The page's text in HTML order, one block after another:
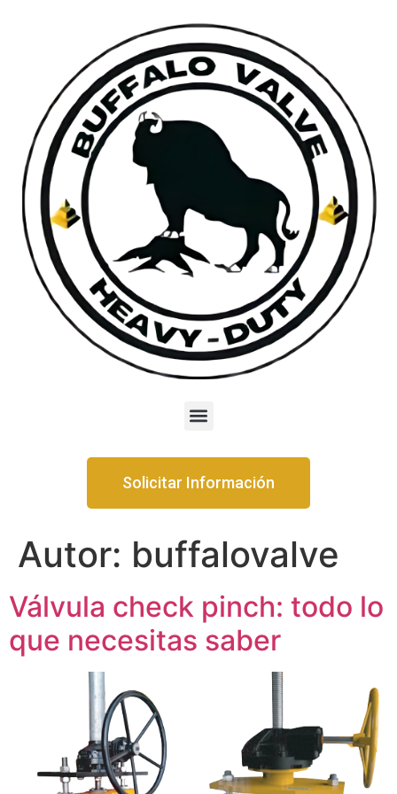
Solicitar Información
Autor: buffalovalve
Válvula check pinch: todo lo
que necesitas saber